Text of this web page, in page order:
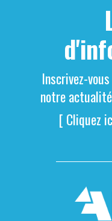
Inscrivez-
notre
[ Cliquez